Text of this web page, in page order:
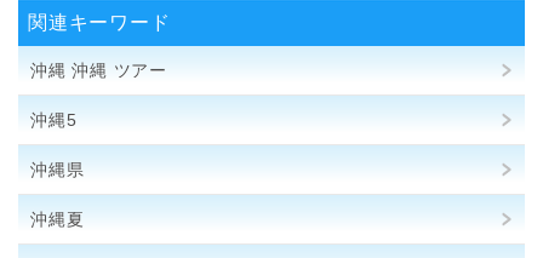
関連キーワード
沖縄 沖縄 ツアー
沖縄5
沖縄県
沖縄夏